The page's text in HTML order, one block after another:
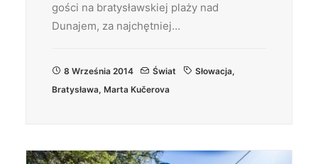
gości na bratysławskiej plaży nad
Dunajem, za najchętniej…
8 Września 2014 Świat Słowacja,
Bratysława, Marta Kučerova